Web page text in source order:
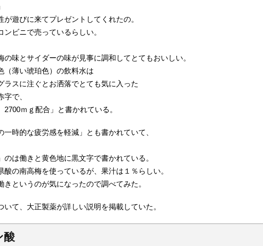
が遊びに来てプレゼントしてくれたの。
ンビニで売っているらしい。
の味とサイダーの味が見事に調和してとてもおいしい。
（薄い琥珀色）の飲料水は
ラスに注ぐとお洒落でとても気に入った
字で、
2700ｍｇ配合」と書かれている。
一時的な疲労感を軽減」とも書かれていて、
のは働きと黄色地に黒文字で書かれている。
酸の南高梅を使っているが、果汁は１％らしい。
きというのが気になったので調べてみた。
いて、大正製薬が詳しい説明を掲載していた。
酸